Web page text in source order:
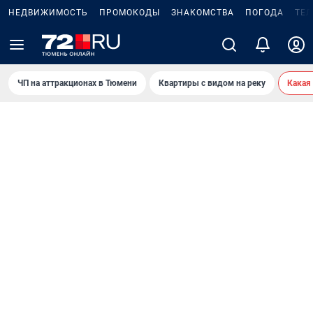
НЕДВИЖИМОСТЬ ПРОМОКОДЫ ЗНАКОМСТВА ПОГОДА
ЧП на аттракционах в Тюмени Квартиры с видом на реку